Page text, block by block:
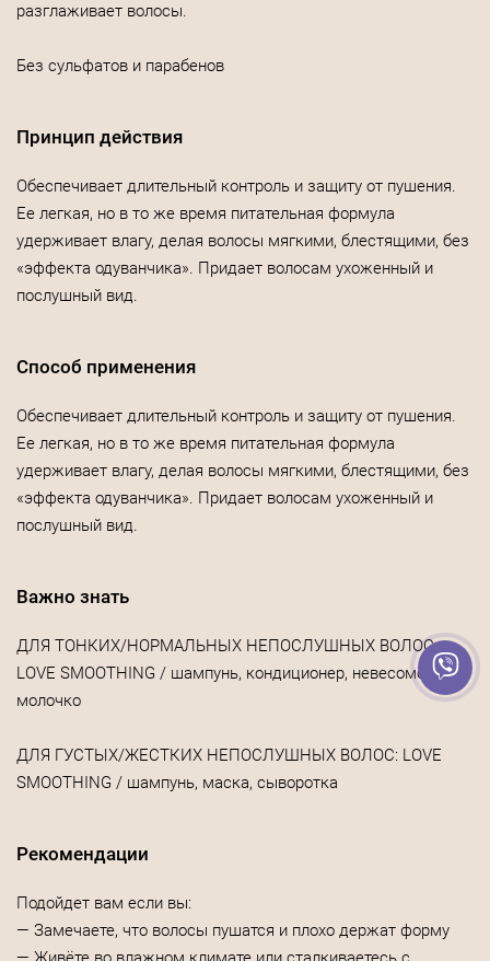
разглаживает волосы.
Без сульфатов и парабенов
Принцип действия
Обеспечивает длительный контроль и защиту от пушения.
Ее легкая, но в то же время питательная формула
удерживает влагу, делая волосы мягкими, блестящими, без
«эффекта одуванчика». Придает волосам ухоженный и
послушный вид.
Способ применения
Обеспечивает длительный контроль и защиту от пушения.
Ее легкая, но в то же время питательная формула
удерживает влагу, делая волосы мягкими, блестящими, без
«эффекта одуванчика». Придает волосам ухоженный и
послушный вид.
Важно знать
ДЛЯ ТОНКИХ/НОРМАЛЬНЫХ НЕПОСЛУШНЫХ ВОЛОС:
LOVE SMOOTHING / шампунь, кондиционер, невесомое
молочко
ДЛЯ ГУСТЫХ/ЖЕСТКИХ НЕПОСЛУШНЫХ ВОЛОС: LOVE
SMOOTHING / шампунь, маска, сыворотка
Рекомендации
Подойдет вам если вы:
— Замечаете, что волосы пушатся и плохо держат форму